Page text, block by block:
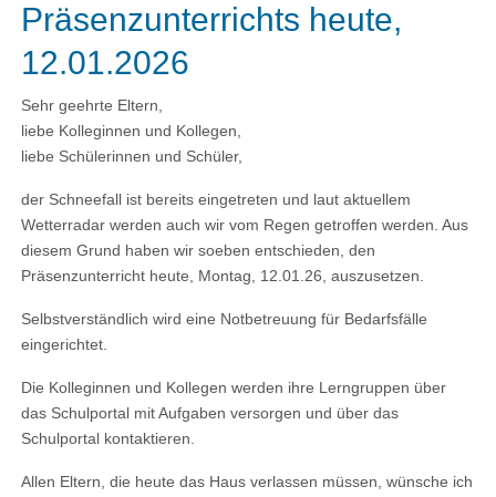
Präsenzunterrichts heute,
12.01.2026
Sehr geehrte Eltern,
liebe Kolleginnen und Kollegen,
liebe Schülerinnen und Schüler,
der Schneefall ist bereits eingetreten und laut aktuellem
Wetterradar werden auch wir vom Regen getroffen werden. Aus
diesem Grund haben wir soeben entschieden, den
Präsenzunterricht heute, Montag, 12.01.26, auszusetzen.
Selbstverständlich wird eine Notbetreuung für Bedarfsfälle
eingerichtet.
Die Kolleginnen und Kollegen werden ihre Lerngruppen über
das Schulportal mit Aufgaben versorgen und über das
Schulportal kontaktieren.
Allen Eltern, die heute das Haus verlassen müssen, wünsche ich